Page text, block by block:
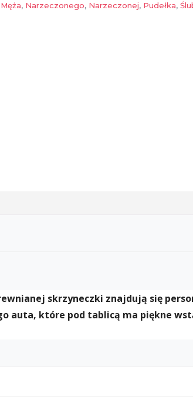
Męża, Narzeczonego, Narzeczonej, Pudełka,
skrzyneczki znajdują się
auta, które pod tablicą ma piękne